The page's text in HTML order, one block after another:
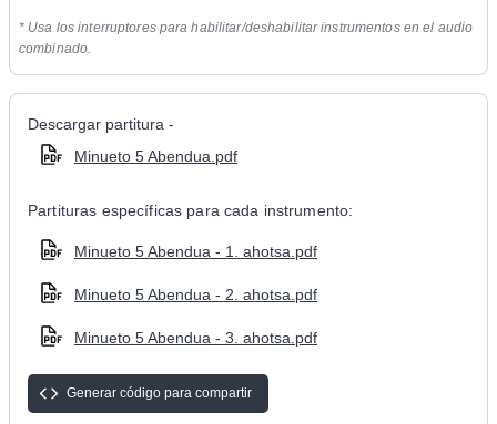
* Usa los interruptores para habilitar/deshabilitar instrumentos en el audio
combinado.
Descargar partitura -
Minueto 5 Abendua.pdf
Partituras específicas para cada instrumento:
Minueto 5 Abendua - 1. ahotsa.pdf
Minueto 5 Abendua - 2. ahotsa.pdf
Minueto 5 Abendua - 3. ahotsa.pdf
Generar código para compartir